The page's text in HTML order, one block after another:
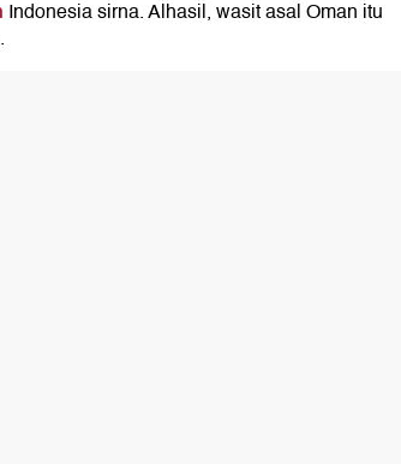
Indonesia sirna. Alhasil, wasit asal Oman itu